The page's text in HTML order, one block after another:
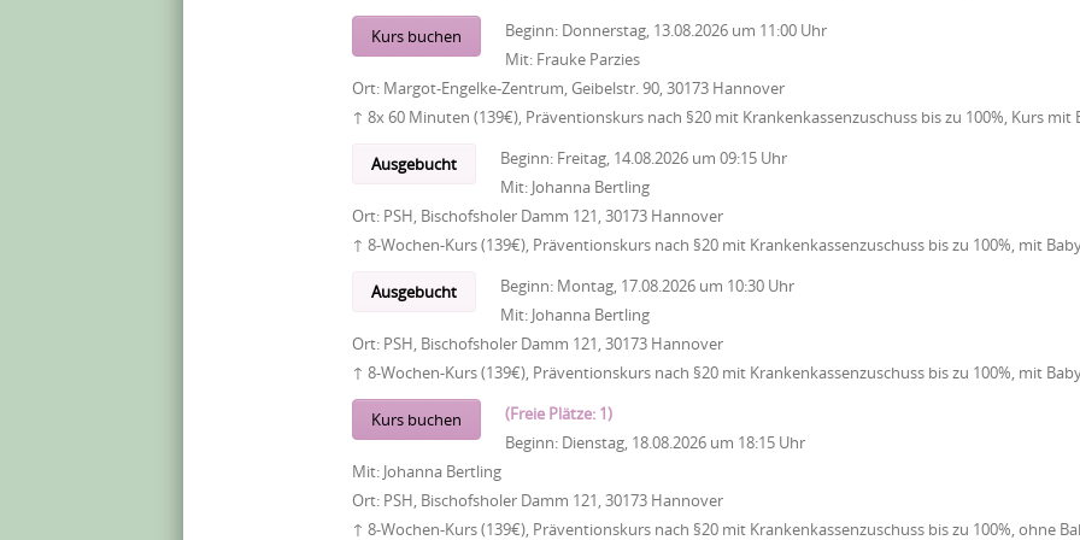
Kurs buchen Beginn: Donnerstag, 13.08.2026 um 11:00 Uhr
Mit: Frauke Parzies
Ort: Margot-Engelke-Zentrum, Geibelstr. 90, 30173 Hannover
↑ 8x 60 Minuten (139€), Präventionskurs nach §20 mit Krankenkassenzuschuss bis zu 100%, Kurs mit
Ausgebucht Beginn: Freitag, 14.08.2026 um 09:15 Uhr
Mit: Johanna Bertling
Ort: PSH, Bischofsholer Damm 121, 30173 Hannover
↑ 8-Wochen-Kurs (139€), Präventionskurs nach §20 mit Krankenkassenzuschuss bis zu 100%, mit
Ausgebucht Beginn: Montag, 17.08.2026 um 10:30 Uhr
Mit: Johanna Bertling
Ort: PSH, Bischofsholer Damm 121, 30173 Hannover
↑ 8-Wochen-Kurs (139€), Präventionskurs nach §20 mit Krankenkassenzuschuss bis zu 100%, mit
Kurs buchen
(Freie Plätze: 1)
Beginn: Dienstag, 18.08.2026 um 18:15 Uhr
Mit: Johanna Bertling
Ort: PSH, Bischofsholer Damm 121, 30173 Hannover
↑ 8-Wochen-Kurs (139€), Präventionskurs nach §20 mit Krankenkassenzuschuss bis zu 100%, ohne